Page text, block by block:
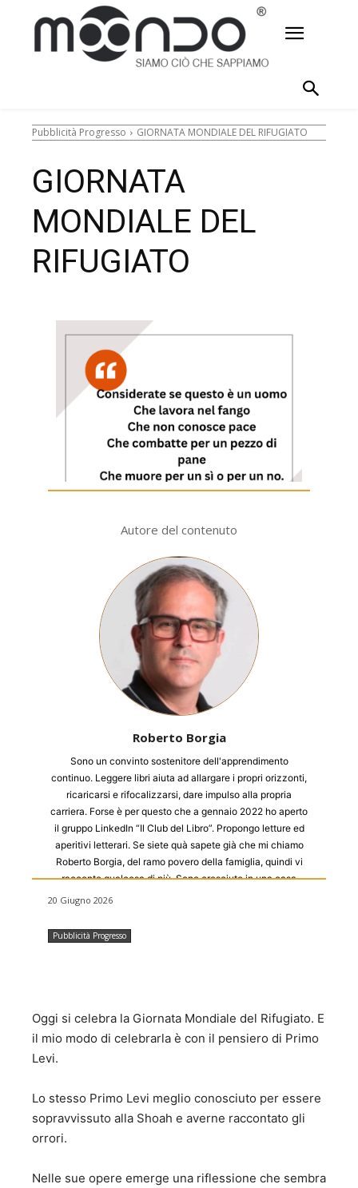
Pubblicità Progresso GIORNATA MONDIALE DEL RIFUGIATO
GIORNATA
MONDIALE DEL
RIFUGIATO
Autore del contenuto
Roberto Borgia
Sono un convinto sostenitore dell'apprendimento
continuo. Leggere libri aiuta ad allargare i propri orizzonti,
ricaricarsi e rifocalizzarsi, dare impulso alla propria
carriera. Forse è per questo che a gennaio 2022 ho aperto
il gruppo LinkedIn “Il Club del Libro”. Propongo letture ed
aperitivi letterari. Se siete quà sapete già che mi chiamo
Roberto Borgia, del ramo povero della famiglia, quindi vi
racconto qualcosa di più. Sono cresciuto in una casa
piena di libri e sarà per questo che adoro le biblioteche ma
di libri, sfogliarli, respirarli. Sono figlio di due ex camperisti
con la passione per i viaggi. Sarà per questo che ho scelto
aiutato. L'essere curioso mi porta ad informarmi sulle
novità, a trovare strade diverse per fare le cose e a capire,
anche per sommi capi, come funzionano le cose. Fare le
la mente". Ho scoperto che il libro è uno strumento
potentissimo di condivisione, di socialità, e sapere che un
mio commento o una mia recensione faccia sì che un libro
dopamina) che non ha paragoni. Da qualche anno ho poi
20 Giugno 2026
Pubblicità Progresso
Oggi si celebra la Giornata Mondiale del Rifugiato. E
il mio modo di celebrarla è con il pensiero di Primo
Levi.
Lo stesso Primo Levi meglio conosciuto per essere
sopravvissuto alla Shoah e averne raccontato gli
orrori.
​Nelle sue opere emerge una riflessione che sembra